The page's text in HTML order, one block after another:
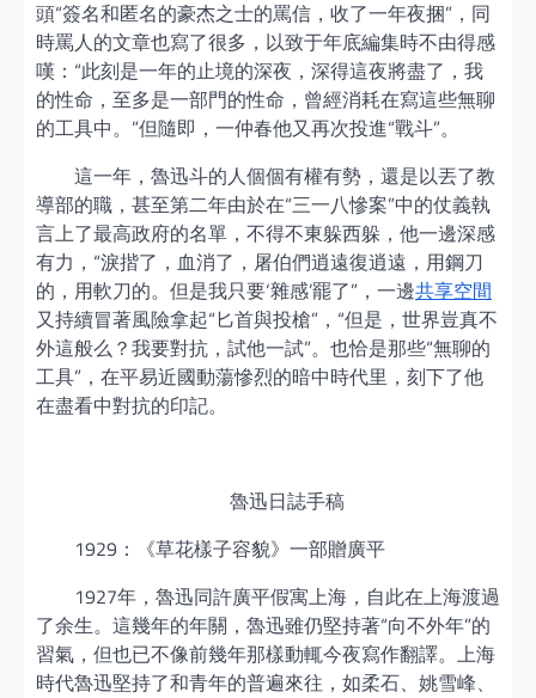
頭“簽名和匿名的豪杰之士的罵信，收了一年夜捆”，同
時罵人的文章也寫了很多，以致于年底編集時不由得感
嘆：“此刻是一年的止境的深夜，深得這夜將盡了，我
的性命，至多是一部門的性命，曾經消耗在寫這些無聊
的工具中。”但隨即，一仲春他又再次投進“戰斗”。
這一年，魯迅斗的人個個有權有勢，還是以丟了教
導部的職，甚至第二年由於在“三一八慘案”中的仗義執
言上了最高政府的名單，不得不東躲西躲，他一邊深感
有力，“淚揩了，血消了，屠伯們逍遠復逍遠，用鋼刀
的，用軟刀的。但是我只要‘雜感’罷了”，一邊共享空間
又持續冒著風險拿起“匕首與投槍”，“但是，世界豈真不
外這般么？我要對抗，試他一試”。也恰是那些“無聊的
工具”，在平易近國動蕩慘烈的暗中時代里，刻下了他
在盡看中對抗的印記。
魯迅日誌手稿
1929：《草花樣子容貌》一部贈廣平
1927年，魯迅同許廣平假寓上海，自此在上海渡過
了余生。這幾年的年關，魯迅雖仍堅持著“向不外年”的
習氣，但也已不像前幾年那樣動輒今夜寫作翻譯。上海
時代魯迅堅持了和青年的普遍來往，如柔石、姚雪峰、